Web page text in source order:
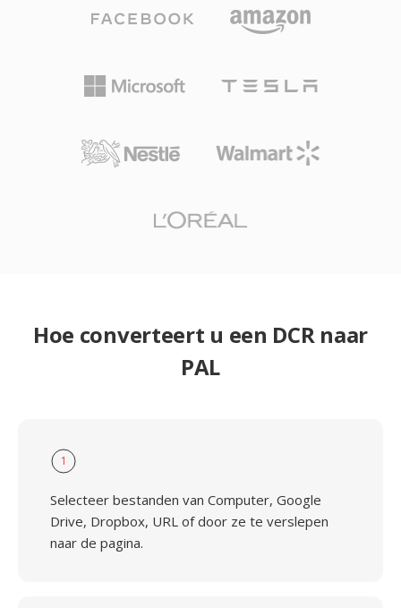
Hoe converteert u een DCR naar
PAL
1
Selecteer bestanden van Computer, Google
Drive, Dropbox, URL of door ze te verslepen
naar de pagina.